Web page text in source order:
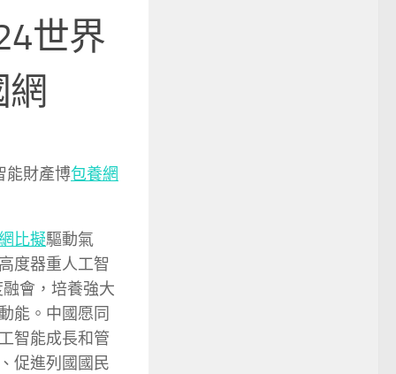
世界
能財產博包養網
比擬驅動氣
度器重人工智
會，培養強大
能。中國愿同
智能成長和管
促進列國國民